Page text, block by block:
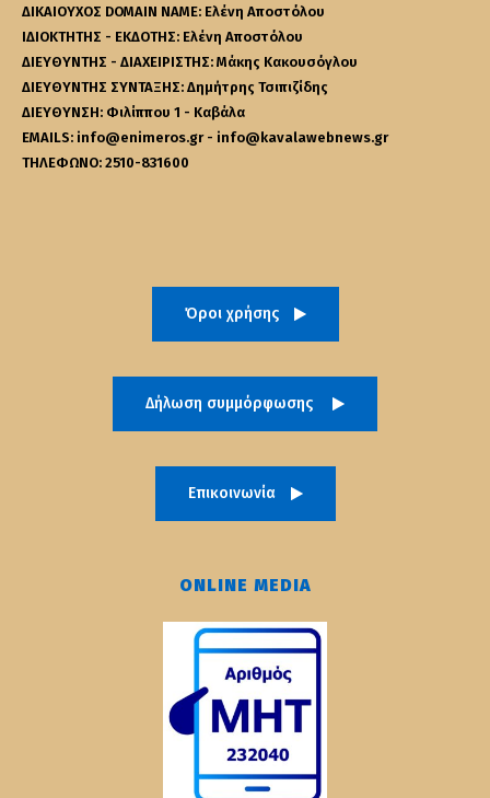
ΔΙΚΑΙΟΥΧΟΣ DOMAIN NAME: Ελένη Αποστόλου
ΙΔΙΟΚΤΗΤΗΣ - ΕΚΔΟΤΗΣ: Ελένη Αποστόλου
ΔΙΕΥΘΥΝΤΗΣ - ΔΙΑΧΕΙΡΙΣΤΗΣ: Μάκης Κακουσόγλου
ΔΙΕΥΘΥΝΤΗΣ ΣΥΝΤΑΞΗΣ: Δημήτρης Τσιπιζίδης
ΔΙΕΥΘΥΝΣΗ: Φιλίππου 1 - Καβάλα
EMAILS: info@enimeros.gr - info@kavalawebnews.gr
ΤΗΛΕΦΩΝΟ: 2510-831600
Όροι χρήσης
Δήλωση συμμόρφωσης
Επικοινωνία
ONLINE MEDIA